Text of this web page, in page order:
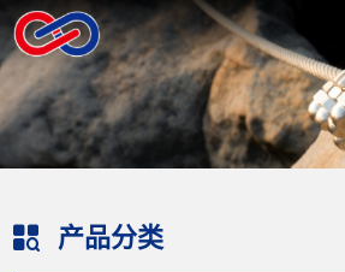
Select Language▼
产品分类